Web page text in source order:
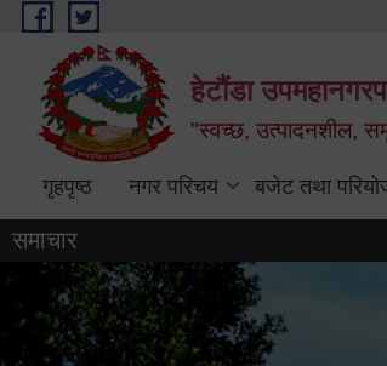
Skip to main content
हेटौंडा
"स्वच्छ, उत्पादनशील,
गृहपृष्ठ नगर परिचय बजेट तथा
समाचार